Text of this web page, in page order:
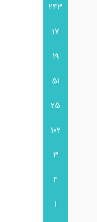
243
17
19
51
25
102
3
4
1